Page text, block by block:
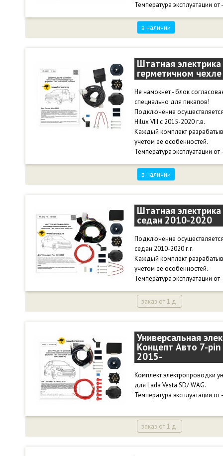
Температура эксплуатации от
в наличии
Штатная
герметичном
Не намокнет - блок
специально для пикапов!
Подключение
Hilux VIII c 2015-2020 г.в.
Каждый комплект
учетом ее особенностей.
Температура эксплуатации от
в наличии
Штатная
седан 2010-2020
Подключение
седан 2010-2020 г.г.
Каждый комплект
учетом ее особенностей.
Температура эксплуатации от
заказ от 1 д.
Универсальная
Концепт Авто 7-
2015-
Комплект электропроводки
для Lada Vesta SD/ WAG.
Температура эксплуатации от
заказ от 1 д.